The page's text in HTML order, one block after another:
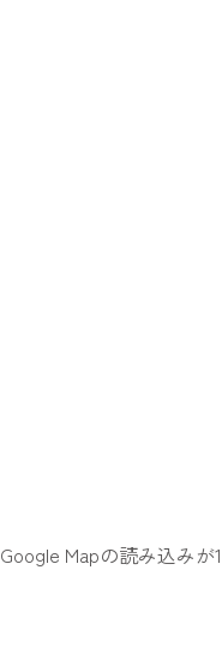
Google Mapの読み込み